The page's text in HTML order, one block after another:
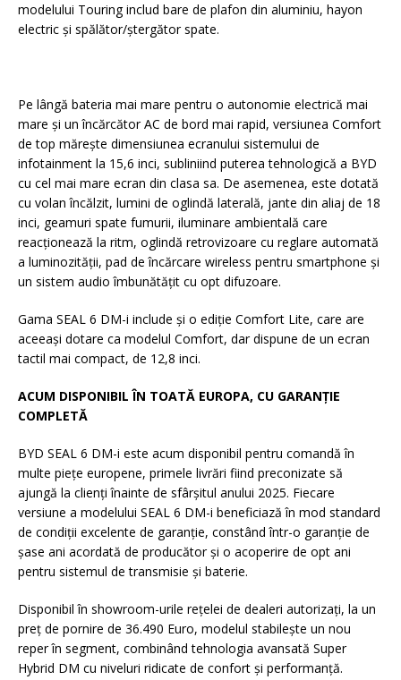
modelului Touring includ bare de plafon din aluminiu, hayon
electric și spălător/ștergător spate.
Pe lângă bateria mai mare pentru o autonomie electrică mai
mare și un încărcător AC de bord mai rapid, versiunea Comfort
de top mărește dimensiunea ecranului sistemului de
infotainment la 15,6 inci, subliniind puterea tehnologică a BYD
cu cel mai mare ecran din clasa sa. De asemenea, este dotată
cu volan încălzit, lumini de oglindă laterală, jante din aliaj de 18
inci, geamuri spate fumurii, iluminare ambientală care
reacționează la ritm, oglindă retrovizoare cu reglare automată
a luminozității, pad de încărcare wireless pentru smartphone și
un sistem audio îmbunătățit cu opt difuzoare.
Gama SEAL 6 DM-i include și o ediție Comfort Lite, care are
aceeași dotare ca modelul Comfort, dar dispune de un ecran
tactil mai compact, de 12,8 inci.
ACUM DISPONIBIL ÎN TOATĂ EUROPA, CU GARANȚIE
COMPLETĂ
BYD SEAL 6 DM-i este acum disponibil pentru comandă în
multe piețe europene, primele livrări fiind preconizate să
ajungă la clienți înainte de sfârșitul anului 2025. Fiecare
versiune a modelului SEAL 6 DM-i beneficiază în mod standard
de condiții excelente de garanție, constând într-o garanție de
șase ani acordată de producător și o acoperire de opt ani
pentru sistemul de transmisie și baterie.
Disponibil în showroom-urile rețelei de dealeri autorizați, la un
preț de pornire de 36.490 Euro, modelul stabilește un nou
reper în segment, combinând tehnologia avansată Super
Hybrid DM cu niveluri ridicate de confort și performanță.